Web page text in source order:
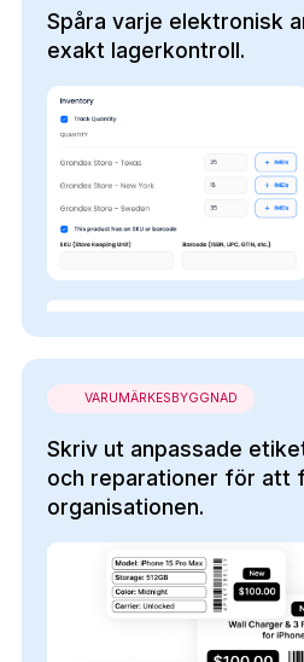
Spåra varje elektronisk
exakt lagerkontroll.
VARUMÄRKESBYGGNAD
Skriv ut anpassade
och reparationer för att
organisationen.